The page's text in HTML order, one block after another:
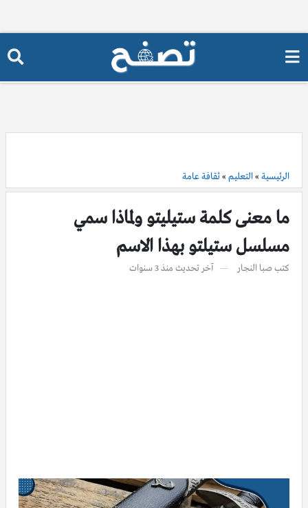
الرئيسية »التعليم »ثقافة عامة
ما معنى كلمة ستيليتو ولماذا سمي
مسلسل ستيلتو بهذا الاسم
كتبصبا النجار آخر تحديث منذ 3 سنوات